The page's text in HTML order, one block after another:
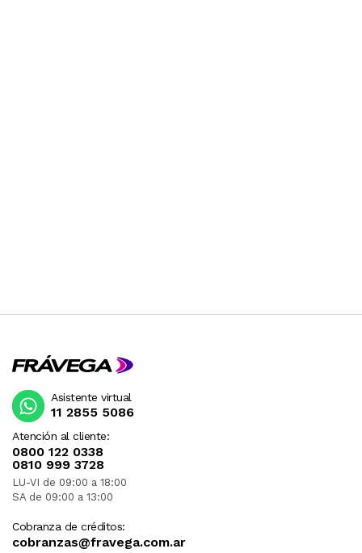
Atención al cliente:
0800 122 0338
0810 999 3728
LU-VI de 09:00 a 18:00
SA de 09:00 a 13:00
Cobranza de créditos:
cobranzas@fravega.com.ar
Asistente virtual
11 2855 5086